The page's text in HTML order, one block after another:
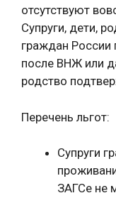
отсутствуют
Супруги, дети,
граждан России
после ВНЖ или
родство
Перечень льгот:
Супруги
ЗАГСе не